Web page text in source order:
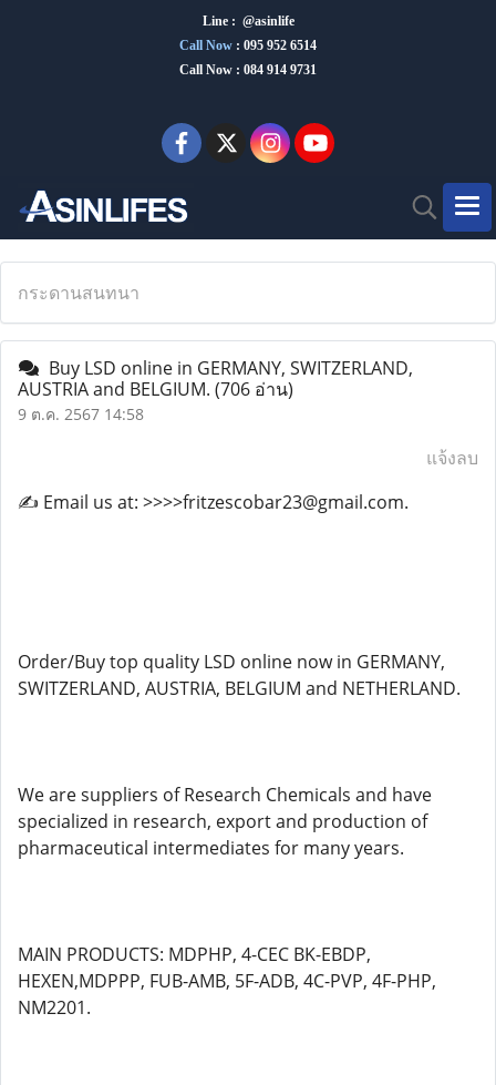
Line : @asinlife
Call Now : 095 952 6514
Call Now : 084 914 9731
กระดานสนทนา
Buy LSD online in GERMANY, SWITZERLAND,
AUSTRIA and BELGIUM. (706 อ่าน)
9 ต.ค. 2567 14:58
แจ้งลบ
✍️ Email us at: >>>>fritzescobar23@gmail.com.
Order/Buy top quality LSD online now in GERMANY,
SWITZERLAND, AUSTRIA, BELGIUM and NETHERLAND.
We are suppliers of Research Chemicals and have
specialized in research, export and production of
pharmaceutical intermediates for many years.
MAIN PRODUCTS: MDPHP, 4-CEC BK-EBDP,
HEXEN,MDPPP, FUB-AMB, 5F-ADB, 4C-PVP, 4F-PHP,
NM2201.